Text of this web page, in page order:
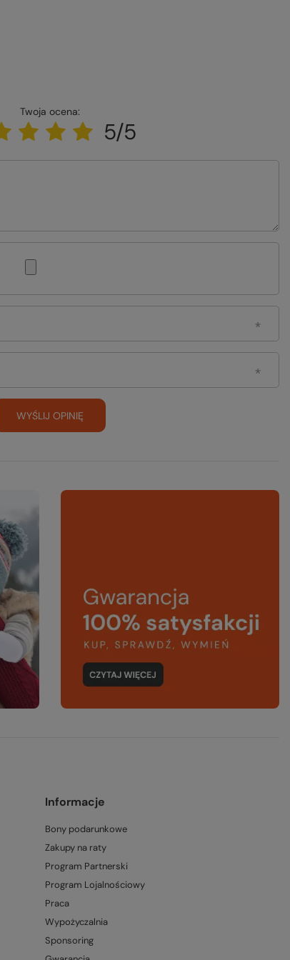
Twoja ocena:
5/5
WYŚLIJ OPINIĘ
Informacje
Bony podarunkowe
Zakupy na raty
Program Partnerski
Program Lojalnościowy
Praca
Wypożyczalnia
Sponsoring